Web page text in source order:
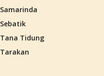
Samarinda
Sebatik
Tana Tidung
Tarakan